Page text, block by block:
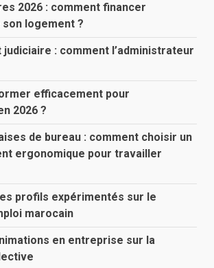
2026 : comment financer
son logement ?
judiciaire : comment l’administrateur
efficacement pour
2026 ?
de bureau : comment choisir un
ergonomique pour travailler
profils expérimentés sur le
marocain
en entreprise sur la